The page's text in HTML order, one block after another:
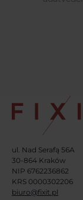
ul. Nad Serafą 56A
30-864 Kraków
NIP 6762236862
KRS 0000302206
biuro@fixit.pl